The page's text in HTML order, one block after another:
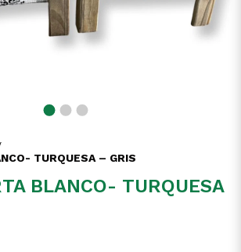
TURQUESA – GRIS
BLANCO- TURQUESA